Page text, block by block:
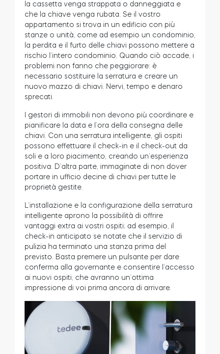
la cassetta venga strappata o danneggiata e
che la chiave venga rubata. Se il vostro
appartamento si trova in un edificio con più
stanze o unità, come ad esempio un condominio,
la perdita e il furto delle chiavi possono mettere a
rischio l’intero condominio. Quando ciò accade, i
problemi non fanno che peggiorare: è
necessario sostituire la serratura e creare un
nuovo mazzo di chiavi. Nervi, tempo e denaro
sprecati.
I gestori di immobili non devono più coordinare e
pianificare la data e l’ora della consegna delle
chiavi. Con una serratura intelligente, gli ospiti
possono effettuare il check-in e il check-out da
soli e a loro piacimento, creando un’esperienza
positiva. D’altra parte, immaginate di non dover
portare in ufficio decine di chiavi per tutte le
proprietà gestite.
L’installazione e la configurazione della serratura
intelligente aprono la possibilità di offrire
vantaggi extra ai vostri ospiti; ad esempio, il
check-in anticipato se notate che il servizio di
pulizia ha terminato una stanza prima del
previsto. Basta premere un pulsante per dare
conferma alla governante e consentire l’accesso
ai nuovi ospiti, che avranno un’ottima
impressione di voi prima ancora di arrivare.